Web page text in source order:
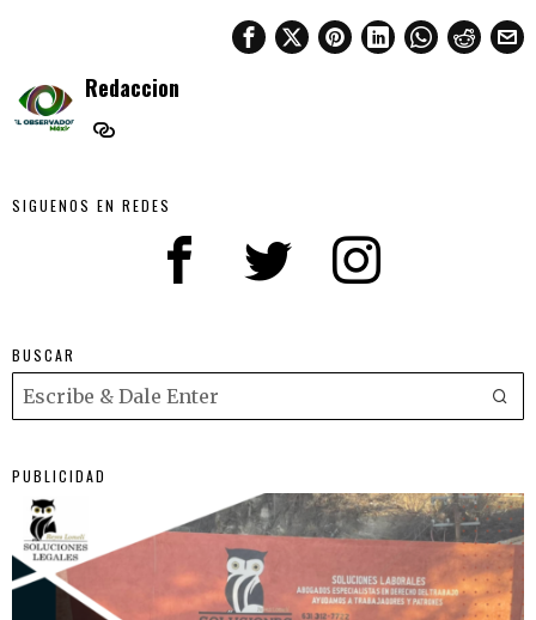
Redaccion
SIGUENOS EN REDES
BUSCAR
PUBLICIDAD